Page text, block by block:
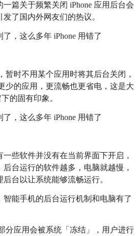
篇关于频繁关闭 iPhone 应用后台会
了国内外网友们的热议。
暂时不用某个应用时将其后台关闭，
少的应用，更流畅也更省电，这是大
的固有印象。
些软件并没有在当前界面下开启，
台运行的软件越多，电脑就越慢，
台以让系统能够流畅运行。
能手机的后台运行机制和电脑有了
分应用会被系统「冻结」，用户进行